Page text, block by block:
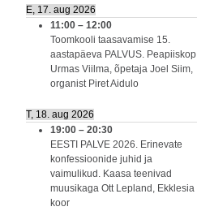
E, 17. aug 2026
11:00 – 12:00
Toomkooli taasavamise 15.
aastapäeva PALVUS. Peapiiskop
Urmas Viilma, õpetaja Joel Siim,
organist Piret Aidulo
T, 18. aug 2026
19:00 – 20:30
EESTI PALVE 2026. Erinevate
konfessioonide juhid ja
vaimulikud. Kaasa teenivad
muusikaga Ott Lepland, Ekklesia
koor